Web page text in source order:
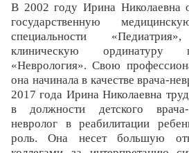
В 2002 году Ирина Николаевна
государственную
специальности
клиническую ординатуру
«Неврология». Свою
она начинала в качестве врача-
2017 года Ирина Николаевна
в должности детского врача-
невролог в реабилитации
роль. Она несет большую